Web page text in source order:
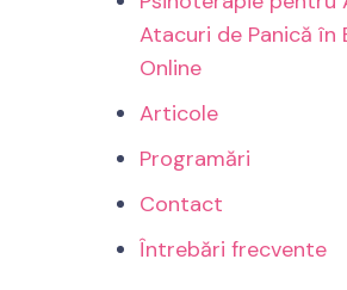
Atacuri de Panică în
Online
Articole
Programări
Contact
Întrebări frecvente